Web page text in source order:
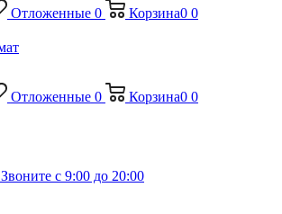
Отложенные 0 Корзина0 0
Отложенные 0 Корзина0 0
Звоните с 9:00 до 20:00